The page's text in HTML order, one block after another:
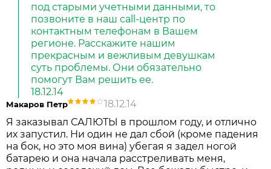
под старыми учетными данными, то
позвоните в наш call-центр по
контактным телефонам в Вашем
регионе. Расскажите нашим
прекрасным и вежливым девушкам
суть проблемы. Они обязательно
помогут Вам решить ее.
18.12.14
Макаров Петр
18.12.14
Я заказывал САЛЮТЫ в прошлом году, и отлично
их запустил. Ни один не дал сбой (кроме падения
на бок, но это моя вина) убегая я задел ногой
батарею и она начала расстреливать меня,